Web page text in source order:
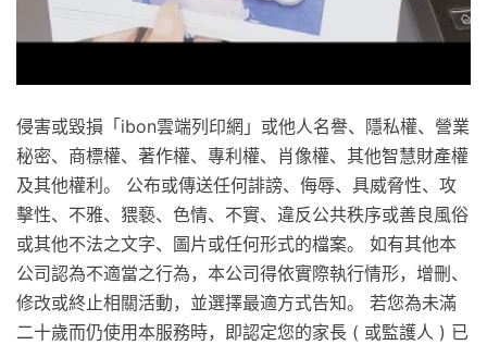
侵害或毀損「ibon雲端列印網」或他人名譽、隱私權、營業
秘密、商標權、著作權、專利權、肖像權、其他智慧財產權
及其他權利。 公布或傳送任何誹謗、侮辱、具威脅性、攻
擊性、不雅、猥褻、色情、不實、違反公共秩序或善良風俗
或其他不法之文字、圖片或任何形式的檔案。 如有其他本
公司認為不適當之行為，本公司得依實際執行情形，增刪、
修改或終止相關活動，並選擇最適方式告知。 若您為未滿
二十歲而仍使用本服務時，即認定您的家長 ( 或監護人 ) 已